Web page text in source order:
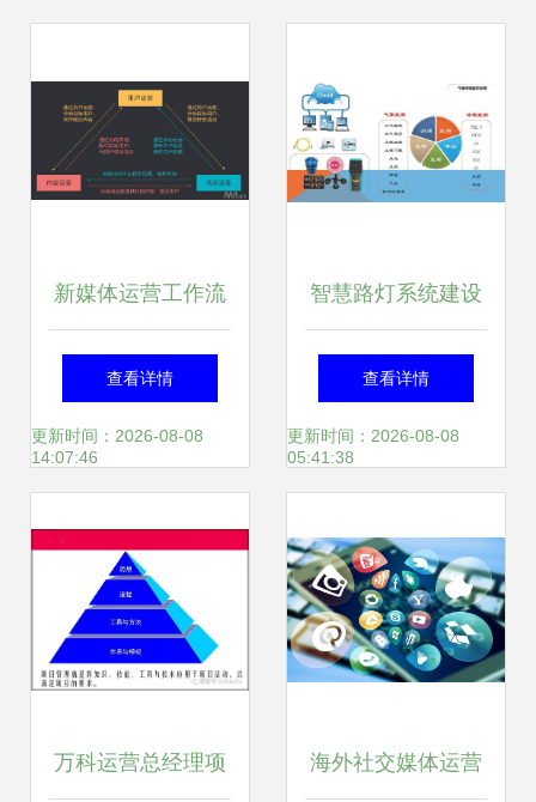
新媒体运营工作流
程详解
查看详情
更新时间：2026-08-08
14:07:46
智慧路灯系统建设
与运营模式方案
查看详情
更新时间：2026-08-08
05:41:38
万科运营总经理项 海外社交媒体运营